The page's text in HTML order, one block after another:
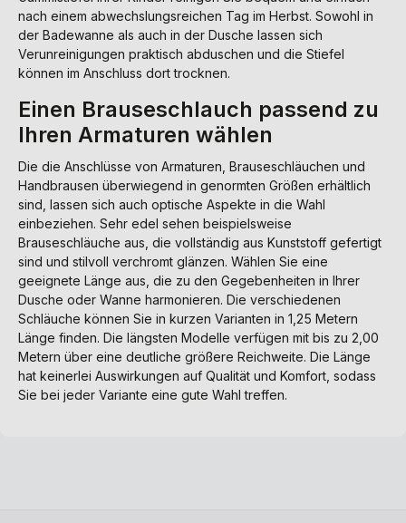
nach einem abwechslungsreichen Tag im Herbst. Sowohl in
der Badewanne als auch in der Dusche lassen sich
Verunreinigungen praktisch abduschen und die Stiefel
können im Anschluss dort trocknen.
Einen Brauseschlauch passend zu
Ihren Armaturen wählen
Die die Anschlüsse von Armaturen, Brauseschläuchen und
Handbrausen überwiegend in genormten Größen erhältlich
sind, lassen sich auch optische Aspekte in die Wahl
einbeziehen. Sehr edel sehen beispielsweise
Brauseschläuche aus, die vollständig aus Kunststoff gefertigt
sind und stilvoll verchromt glänzen. Wählen Sie eine
geeignete Länge aus, die zu den Gegebenheiten in Ihrer
Dusche oder Wanne harmonieren. Die verschiedenen
Schläuche können Sie in kurzen Varianten in 1,25 Metern
Länge finden. Die längsten Modelle verfügen mit bis zu 2,00
Metern über eine deutliche größere Reichweite. Die Länge
hat keinerlei Auswirkungen auf Qualität und Komfort, sodass
Sie bei jeder Variante eine gute Wahl treffen.